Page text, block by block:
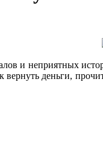
и неприятных
деньги,